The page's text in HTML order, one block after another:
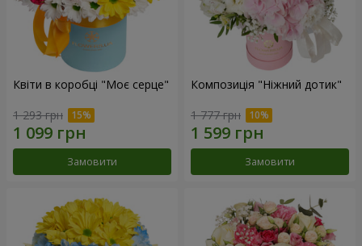
Квіти в коробці "Моє серце"
1 293 грн
Замовити
Композиція "Ніжний дотик"
1 777 грн
Замовити